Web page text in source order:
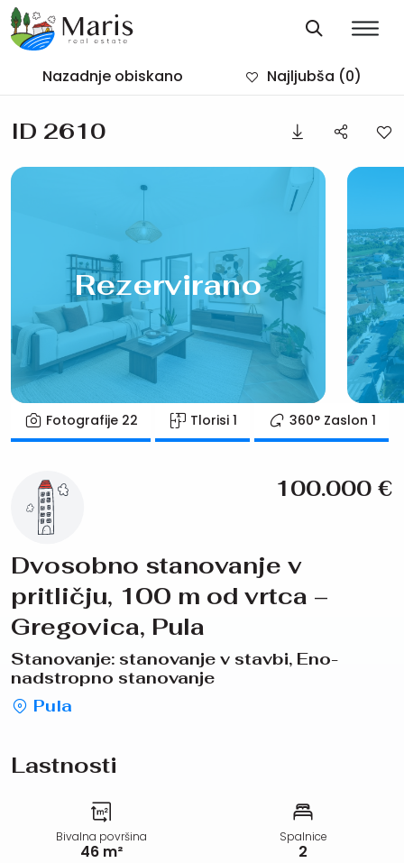
Nazadnje obiskano Najljubša (0)
ID 2610
Rezervirano
Fotografije 22 Tlorisi 1 360° Zaslon 1
100.000 €
Dvosobno stanovanje v
pritličju, 100 m od vrtca –
Gregovica, Pula
Stanovanje: stanovanje v stavbi, Eno-
nadstropno stanovanje
Pula
Lastnosti
Bivalna površina
46 m²
Spalnice
2